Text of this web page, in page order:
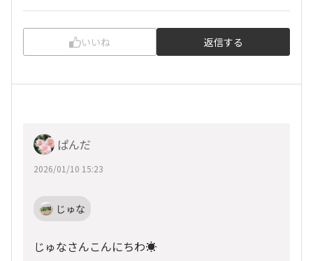
いいね 返信する
ぱんだ
2026/01/10 15:23
じゅな
じゅなさんこんにちわ☀️